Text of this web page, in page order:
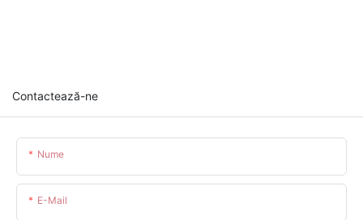
Contactează-ne
Nume
E-Mail